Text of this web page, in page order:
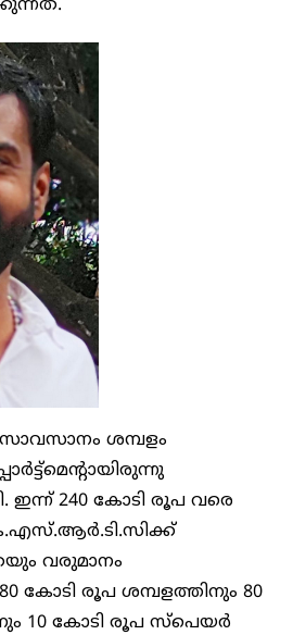
ശമ്പളം
240 കോടി രൂപ വരെ
വരുമാനം
രൂപ ശമ്പളത്തിനും 80
10 കോടി രൂപ സ്പെയർ